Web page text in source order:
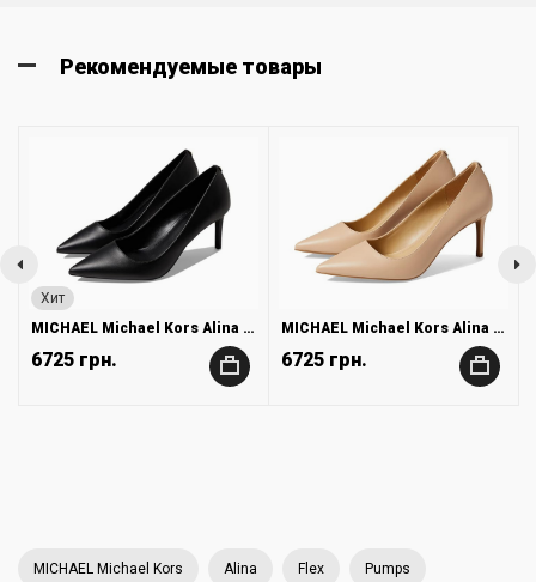
Рекомендуемые товары
Хит
MICHAEL Michael Kors Alina Flex Pumps
6725 грн. +
MICHAEL Michael Kors Alina Flex Pumps
6725 грн. +
MICHAEL Michael Kors Alina Flex Pumps